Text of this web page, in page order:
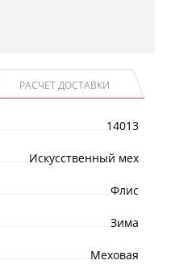
РАСЧЕТ ДОСТАВКИ
14013
Искусственный мех
Флис
Зима
Меховая